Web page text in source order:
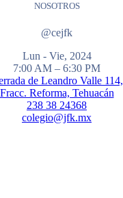
NOSOTROS
@cejfk
Lun - Vie, 2024
7:00 AM – 6:30 PM
de Leandro Valle 114,
Fracc. Reforma, Tehuacán
238 38 24368
colegio@jfk.mx